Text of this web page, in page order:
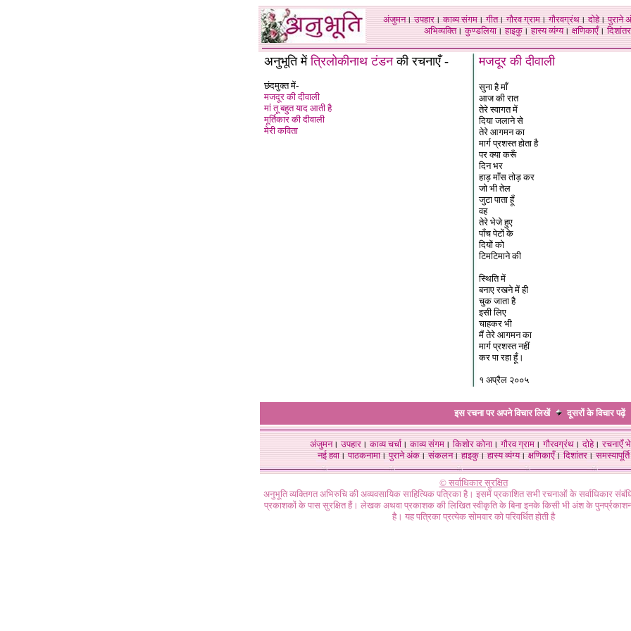
अंजुमन।उपहार।काव्य संगम।गीत।गौरव ग्राम।गौरवग्रंथ।दोहे।पुराने
अभिव्यक्ति।कुण्डलिया।हाइकु।हास्य व्यंग्य।क्षणिकाएँ।दिशांतर
अनुभूति मेंत्रिलोकीनाथ टंडनकी रचनाएँ -
छंदमुक्त में-
मजदूर की दीवाली
मां तू बहुत याद आती है
मूर्तिकार की दीवाली
मेरी कविता
मजदूर की दीवाली
सुना है माँ
आज की रात
तेरे स्वागत में
दिया जलाने से
तेरे आगमन का
मार्ग प्रशस्त होता है
पर क्या करूँ
दिन भर
हाड़ माँस तोड़ कर
जो भी तेल
जुटा पाता हूँ
वह
तेरे भेजे हुए
पाँच पेटों के
दियों को
टिमटिमाने की
स्थिति में
बनाए रखने में ही
चुक जाता है
इसी लिए
चाहकर भी
मैं तेरे आगमन का
मार्ग प्रशस्त नहीं
कर पा रहा हूँ।
१ अप्रैल २००५
इस रचना पर अपने विचार लिखें दूसरों के विचारपढ़ें
अंजुमन।उपहार।काव्य चर्चा।काव्य संगम।किशोर कोना।गौरव ग्राम।गौरवग्रंथ।दोहे।रचनाएँ
नई हवा। पाठकनामा। पुराने अंक। संकलन। हाइकु। हास्य व्यंग्य। क्षणिकाएँ। दिशांतर। समस्यापूर्ति
© सर्वाधिकार सुरक्षित
अनुभूति व्यक्तिगत अभिरुचि की अव्यवसायिक साहित्यिक पत्रिका है। इसमें प्रकाशित सभी रचनाओं के सर्वाधिकार
प्रकाशकों के पास सुरक्षित हैं। लेखक अथवा प्रकाशक की लिखित स्वीकृति के बिना इनके किसी भी अंश के
है। यह पत्रिका प्रत्येक सोमवार को परिवर्धित होती है